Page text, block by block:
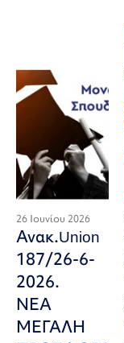
26 Ιουνίου 2026
Ανακ.Union
187/26-6-
2026.
ΝΕΑ
ΜΕΓΑΛΗ